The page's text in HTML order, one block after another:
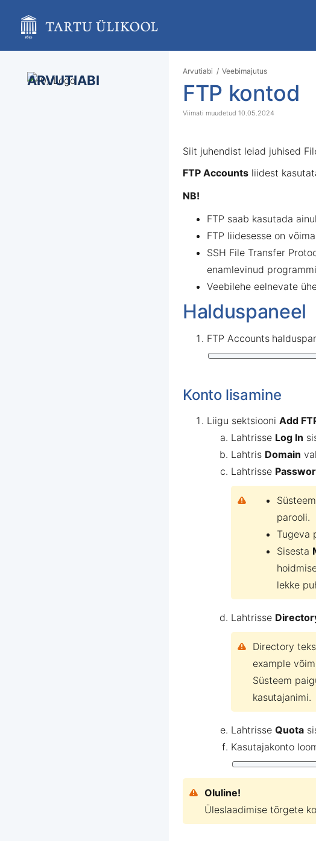
content
assistive.skiplink.to.breadcrumbs
assistive.skiplink.to.action.menu
assistive.skiplink.to.quick.search
Arvutiabi VeebimajutusSkip
end
banner
start
FTP kontod
10.05.2024
Siit juhendist leiad juhised
FTP Accounts liidest
NB!
FTP saab kasutada
FTP liidesesse on
SSH File Transfer
enamlevinud
Veebilehe eelnevate
Halduspaneel
FTP Accounts
Konto lisamine
Liigu sektsiooni Add
Lahtrisse Log In
Lahtris Domain
Lahtrisse
parooli.
Tugeva
Sisesta
lekke
Lahtrisse
Directory
example
Süsteem
kasutajanimi.
Lahtrisse Quota
Kasutajakonto
Oluline!
Üleslaadimise tõrgete
ARVUTIABI